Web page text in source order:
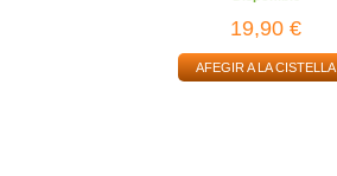
19,90 €
AFEGIR A LA CISTELLA